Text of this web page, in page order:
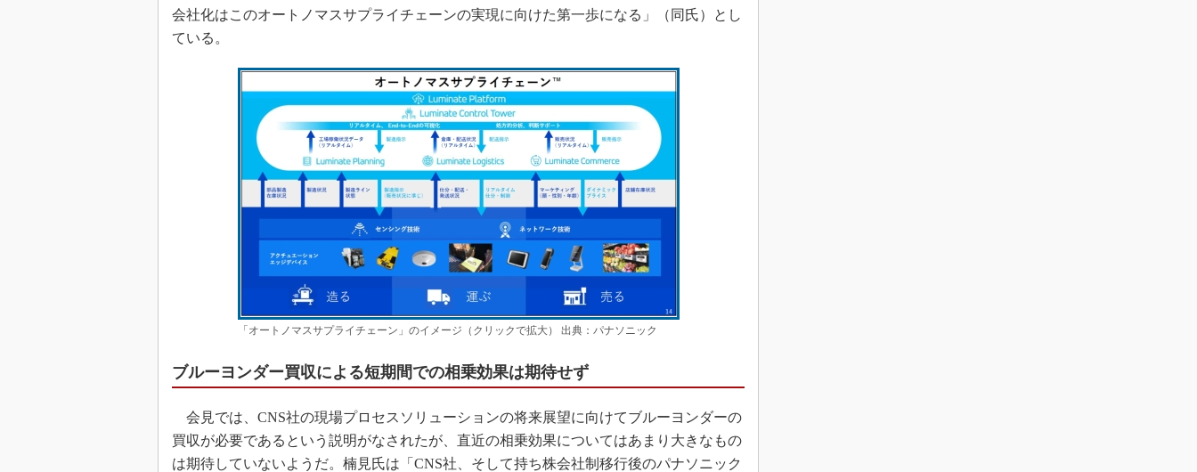
会社化はこのオートノマスサプライチェーンの実現に向けた第一歩になる」（同氏）とし
ている。
「オートノマスサプライチェーン」のイメージ（クリックで拡大） 出典：パナソニック
ブルーヨンダー買収による短期間での相乗効果は期待せず
会見では、CNS社の現場プロセスソリューションの将来展望に向けてブルーヨンダーの
買収が必要であるという説明がなされたが、直近の相乗効果についてはあまり大きなもの
は期待していないようだ。楠見氏は「CNS社、そして持ち株会社制移行後のパナソニック